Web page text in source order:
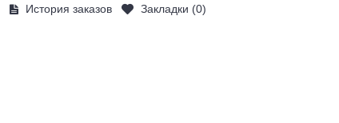
История заказов Закладки (0)